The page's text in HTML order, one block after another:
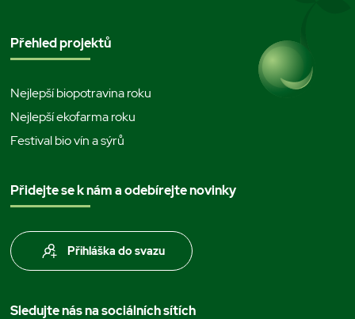
Přehled projektů
Nejlepší biopotravina roku
Nejlepší ekofarma roku
Festival bio vín a sýrů
Přidejte se k nám a odebírejte novinky
Přihláška do svazu
Sledujte nás na sociálních sítích